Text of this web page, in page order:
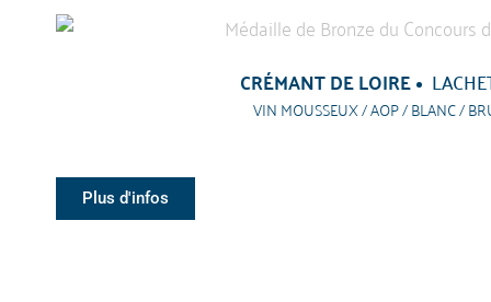
CRÉMANT DE LOIRE
VIN MOUSSEUX / AOP / BLANC /
Plus d'infos